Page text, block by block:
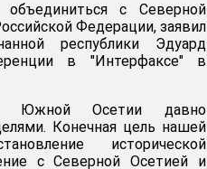
с Северной
Федерации, заявил
республики Эдуард
в "Интерфаксе" в
Южной Осетии давно
Конечная цель нашей
исторической
с Северной Осетией и